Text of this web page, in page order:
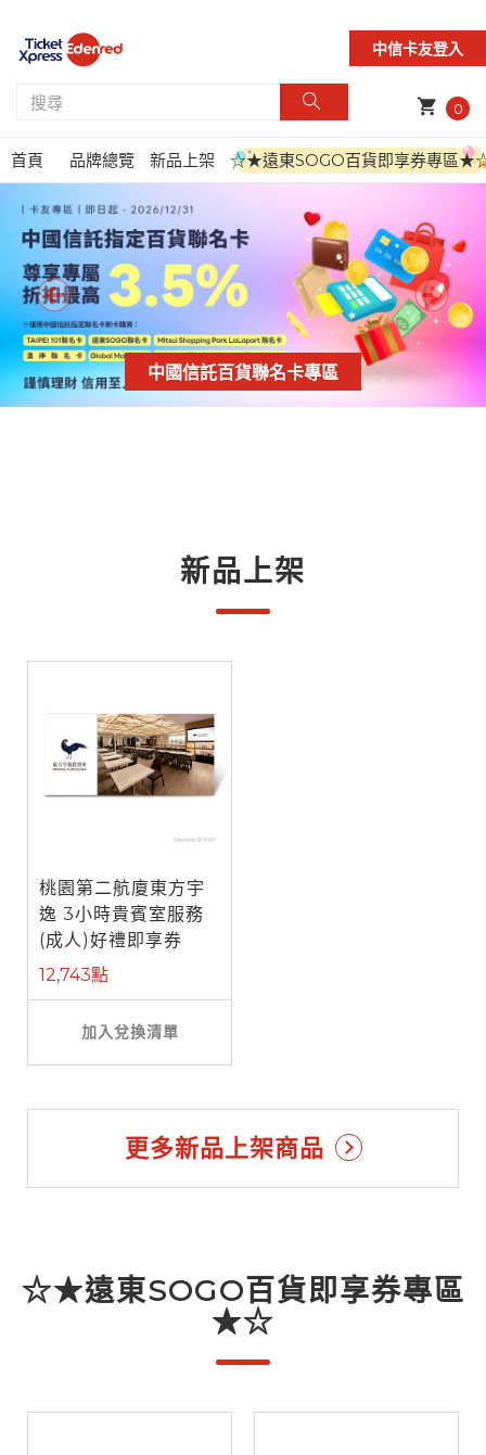
中信卡友登入
shopping_cart 0
首頁 品牌總覽 新品上架 ☆★遠東SOGO百貨即享券專區
中國信託百貨聯名卡專區
新品上架
桃園第二航廈東方宇
逸 3小時貴賓室服務
(成人)好禮即享券
12,743點
加入兌換清單
更多新品上架商品
☆★遠東SOGO百貨即享券專區
★☆